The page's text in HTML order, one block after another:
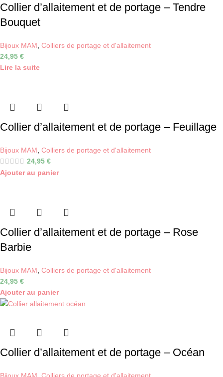
Collier d’allaitement et de portage – Tendre
Bouquet
Bijoux MAM Colliers de portage et d'allaitement
24,95 €
Lire la suite
Collier d’allaitement et de portage – Feuillage
Bijoux MAM Colliers de portage et d'allaitement
24,95 €
Ajouter au panier
Collier d’allaitement et de portage – Rose
Barbie
Bijoux MAM Colliers de portage et d'allaitement
24,95 €
Ajouter au panier
Collier d’allaitement et de portage – Océan